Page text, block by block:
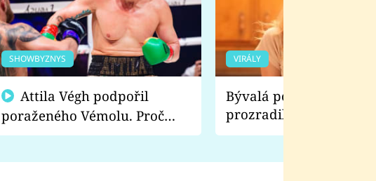
SHOWBYZNYS
poraženého Vémolu. Proč
chce raději zápasit s ním než
VIRÁLY
Bývalá pornoherečka
prozradila, co ji
natáčení Euforie.